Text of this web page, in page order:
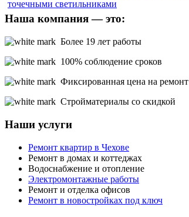
Наша компания — это:
Более 19 лет работы
100% соблюдение сроков
Фиксированная цена на ремонт
Стройматериалы со скидкой
Наши услуги
Ремонт квартир в Чехове
Ремонт в домах и коттеджах
Водоснабжение и отопление
Электромонтажные работы
Ремонт и отделка офисов
Ремонт в новостройках под ключ